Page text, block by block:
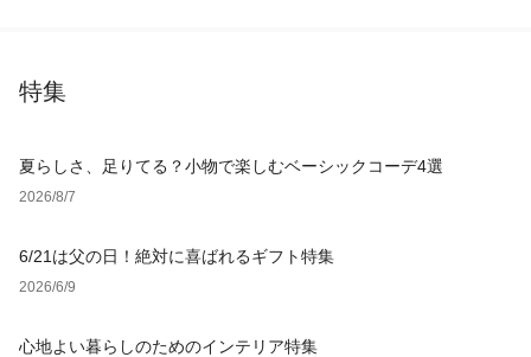
特集
夏らしさ、足りてる？小物で楽しむベーシックコーデ4選
2026/8/7
6/21は父の日！絶対に喜ばれるギフト特集
2026/6/9
心地よい暮らしのためのインテリア特集